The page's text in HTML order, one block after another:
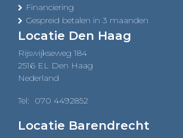
Financiering
Gespreid betalen in 3 maanden
Locatie Den Haag
Rijswijkseweg 184
2516 EL Den Haag
Nederland
Tel: 070 4492852
Locatie Barendrecht